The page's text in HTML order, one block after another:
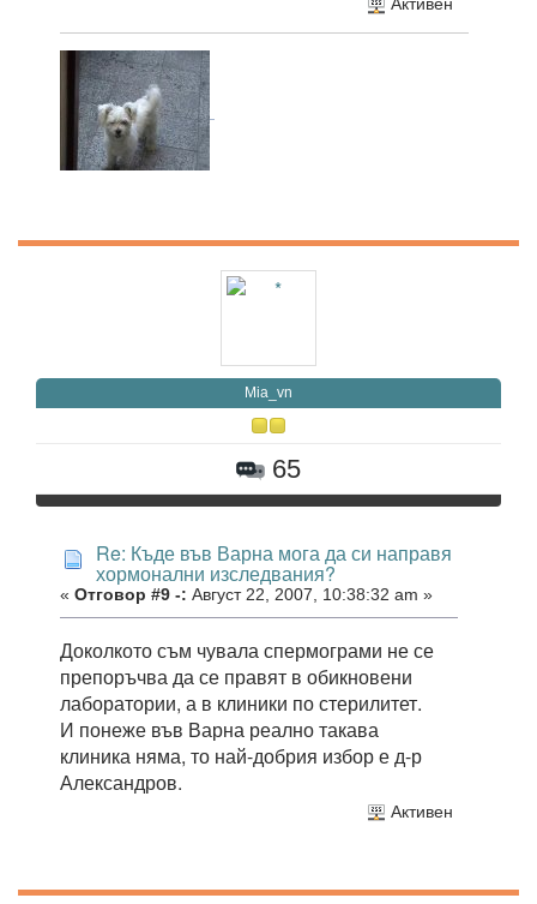
Активен
Mia_vn
65
Re: Къде във Варна мога да си направя
хормонални изследвания?
« Отговор #9 -: Август 22, 2007, 10:38:32 am »
Доколкото съм чувала спермограми не се
препоръчва да се правят в обикновени
лаборатории, а в клиники по стерилитет.
И понеже във Варна реално такава
клиника няма, то най-добрия избор е д-р
Александров.
Активен